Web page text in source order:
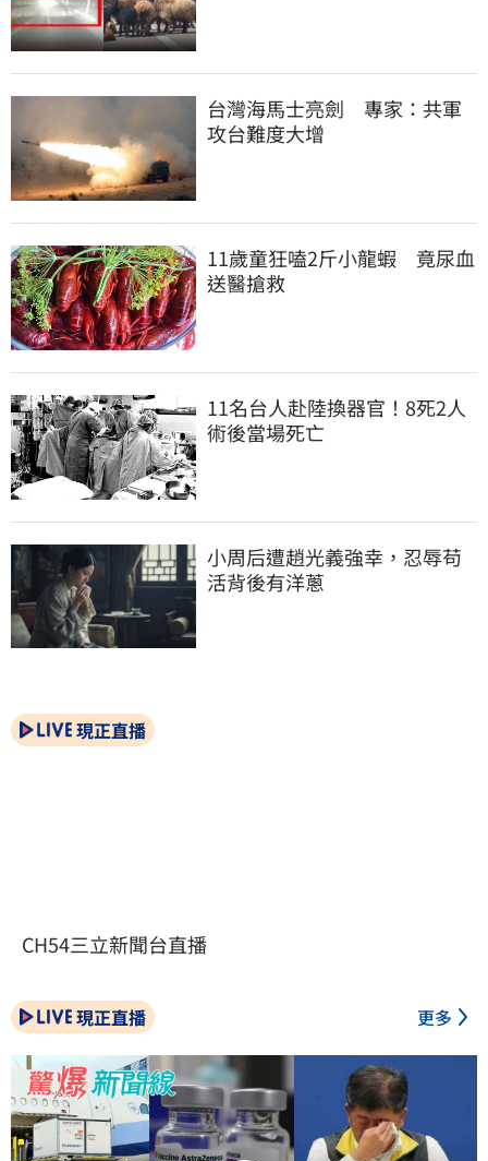
台灣海馬士亮劍　專家：共軍
攻台難度大增
11歲童狂嗑2斤小龍蝦　竟尿血
送醫搶救
11名台人赴陸換器官！8死2人
術後當場死亡
小周后遭趙光義強幸，忍辱苟
活背後有洋蔥
現正直播
CH54三立新聞台直播
現正直播 更多